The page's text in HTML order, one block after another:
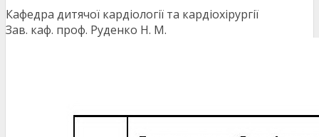
Кафедра дитячої кардіології та кардіохірургії
Зав. каф. проф. Руденко Н. М.